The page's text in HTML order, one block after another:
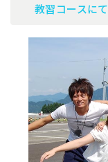
教習コースにて